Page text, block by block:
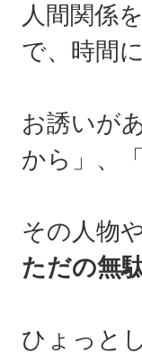
人間関係
で、時間
お誘いが
から」、
その人物
ただの無
ひょっと